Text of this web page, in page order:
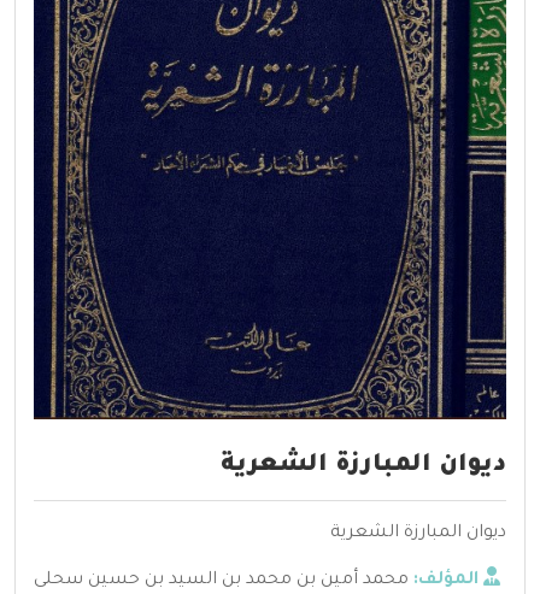
ديوان المبارزة الشعرية
ديوان المبارزة الشعرية
المؤلف: محمد أمين بن محمد بن السيد بن حسين سحلى